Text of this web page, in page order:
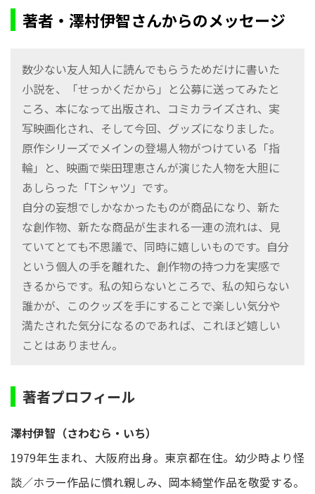
著者・澤村伊智さんからのメッセージ
数少ない友人知人に読んでもらうためだけに書いた
小説を、「せっかくだから」と公募に送ってみたと
ころ、本になって出版され、コミカライズされ、実
写映画化され、そして今回、グッズになりました。
原作シリーズでメインの登場人物がつけている「指
輪」と、映画で柴田理恵さんが演じた人物を大胆に
あしらった「Tシャツ」です。
自分の妄想でしかなかったものが商品になり、新た
な創作物、新たな商品が生まれる一連の流れは、見
ていてとても不思議で、同時に嬉しいものです。自分
という個人の手を離れた、創作物の持つ力を実感で
きるからです。私の知らないところで、私の知らない
誰かが、このクッズを手にすることで楽しい気分や
満たされた気分になるのであれば、これほど嬉しい
ことはありません。
著者プロフィール
澤村伊智（さわむら・いち）
1979年生まれ、大阪府出身。東京都在住。幼少時より怪
談／ホラー作品に慣れ親しみ、岡本綺堂作品を敬愛する。